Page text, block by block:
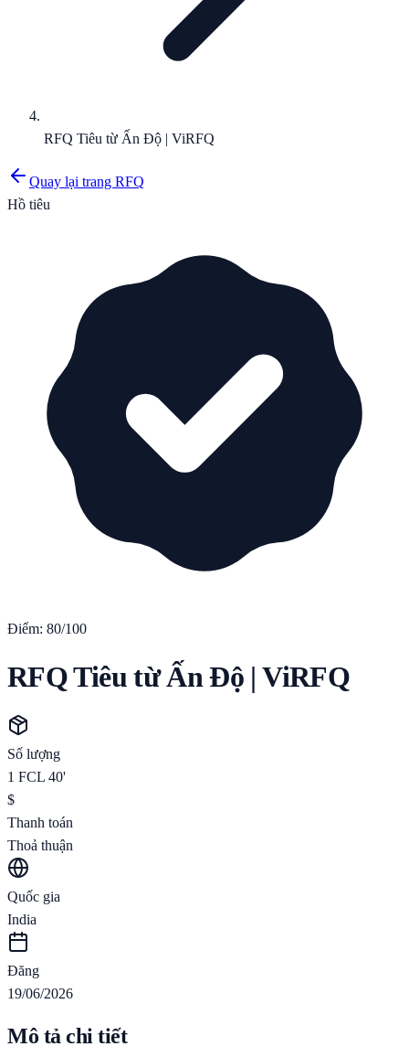
RFQ Tiêu từ Ấn Độ | ViRFQ
Quay lại trang RFQ
Hồ tiêu
Điểm: 80/100
RFQ Tiêu từ Ấn Độ | ViRFQ
Số lượng
1 FCL 40'
$
Thanh toán
Thoả thuận
Quốc gia
India
Đăng
19/06/2026
Mô tả chi tiết